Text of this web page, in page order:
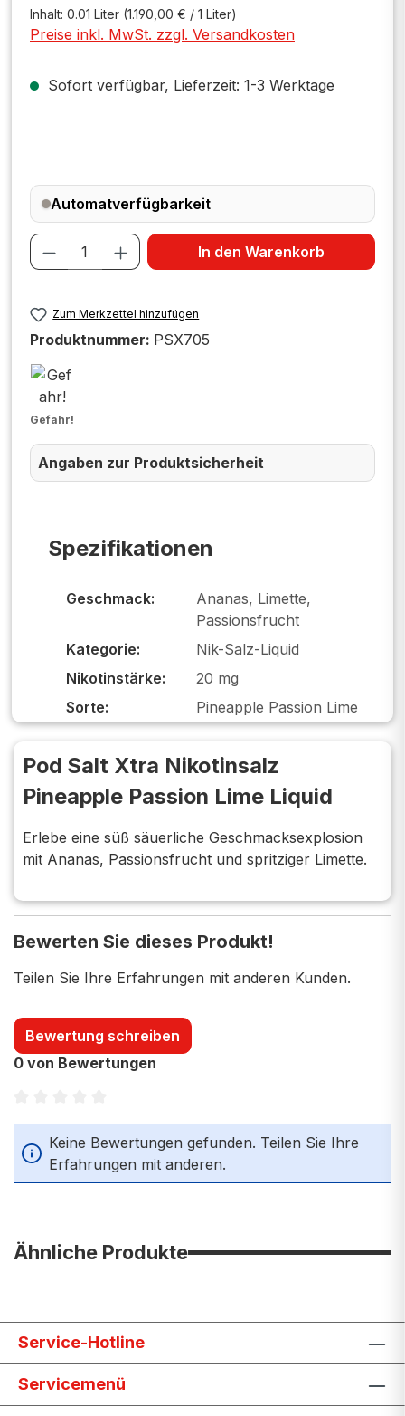
Spezifikationen
Geschmack:
Ananas, Limette,
Passionsfrucht
Kategorie:
Nik-Salz-Liquid
Nikotinstärke:
20 mg
Sorte:
Pineapple Passion Lime
Inhalt: 0.01 Liter (1.190,00 € / 1 Liter)
Preise inkl. MwSt. zzgl. Versandkosten
Sofort verfügbar, Lieferzeit: 1-3 Werktage
Automatverfügbarkeit
Produkt Anzahl: Gib den
In den Warenkorb
Zum Merkzettel hinzufügen
Produktnummer: PSX705
Gefahr!
Angaben zur Produktsicherheit
Pod Salt Xtra Nikotinsalz
Pineapple Passion Lime Liquid
Erlebe eine süß säuerliche Geschmacksexplosion
mit Ananas, Passionsfrucht und spritziger Limette.
Bewerten Sie dieses Produkt!
Teilen Sie Ihre Erfahrungen mit anderen Kunden.
Bewertung schreiben
0 von Bewertungen
Durchschnittliche Bewertung von 0 von 5 Sternen
Keine Bewertungen gefunden. Teilen Sie Ihre
Erfahrungen mit anderen.
Ähnliche Produkte
Service-Hotline
Servicemenü